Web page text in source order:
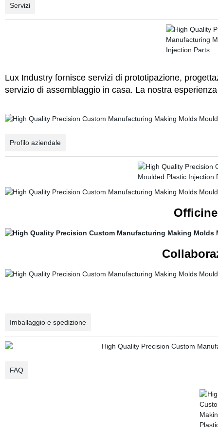
Servizi
Lux Industry fornisce servizi di prototipazione,
servizio di assemblaggio in casa. La nostra
Profilo aziendale
Imballaggio e spedizione
FAQ